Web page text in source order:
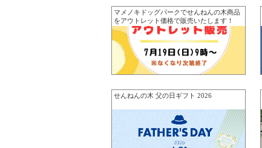
マメノキドッグパークでせんねんの木商品
をアウトレット価格で販売いたします！
せんねんの木 父の日ギフト 2026